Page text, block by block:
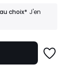
choix* J'en